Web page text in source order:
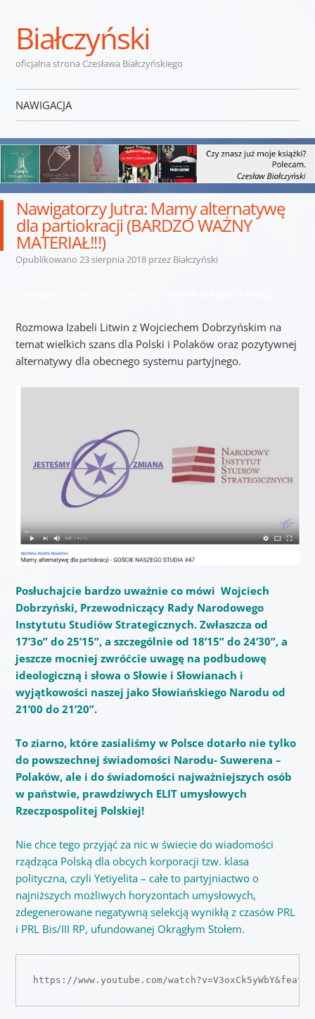
Białczyński
oficjalna strona Czesława Białczyńskiego
NAWIGACJA
Nawigatorzy Jutra: Mamy alternatywę
dla partiokracji (BARDZO WAŻNY
MATERIAŁ!!!)
Opublikowano 23 sierpnia 2018przez Białczyński
Rozmowa Izabeli Litwin z Wojciechem Dobrzyńskim na
temat wielkich szans dla Polski i Polaków oraz pozytywnej
alternatywy dla obecnego systemu partyjnego.
Posłuchajcie bardzo uważnie co mówi Wojciech
Dobrzyński, Przewodniczący Rady Narodowego
Instytutu Studiów Strategicznych. Zwłaszcza od
17’3o” do 25’15”, a szczególnie od 18’15” do 24’30”, a
jeszcze mocniej zwróćcie uwagę na podbudowę
ideologiczną i słowa o Słowie i Słowianach i
wyjątkowości naszej jako Słowiańskiego Narodu od
21’00 do 21’20”.
To ziarno, które zasialiśmy w Polsce dotarło nie tylko
do powszechnej świadomości Narodu- Suwerena –
Polaków, ale i do świadomości najważniejszych osób
w państwie, prawdziwych ELIT umysłowych
Rzeczpospolitej Polskiej!
Nie chce tego przyjąć za nic w świecie do wiadomości
rządząca Polską dla obcych korporacji tzw. klasa
polityczna, czyli Yetiyelita – całe to partyjniactwo o
najniższych możliwych horyzontach umysłowych,
zdegenerowane negatywną selekcją wynikłą z czasów PRL
i PRL Bis/III RP, ufundowanej Okrągłym Stołem.
https://www.youtube.com/